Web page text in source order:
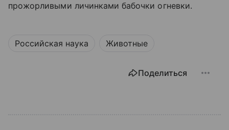
прожорливыми личинками бабочки огневки.
Российская наука Животные
Поделиться